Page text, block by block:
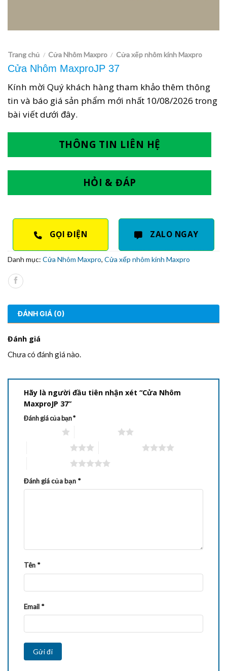
Trang chủ / Cửa Nhôm Maxpro / Cửa xếp nhôm kính Maxpro
Cửa Nhôm MaxproJP 37
Kính mời Quý khách hàng tham khảo thêm thông
tin và báo giá sản phẩm mới nhất 10/08/2026 trong
bài viết dưới đây.
THÔNG TIN LIÊN HỆ
HỎI & ĐÁP
GỌI ĐIỆN ZALO NGAY
Danh mục: Cửa Nhôm Maxpro, Cửa xếp nhôm kính Maxpro
ĐÁNH GIÁ (0)
Đánh giá
Chưa có đánh giá nào.
Hãy là người đầu tiên nhận xét “Cửa Nhôm
MaxproJP 37”
Đánh giá của bạn*
Đánh giá của bạn *
Tên *
Email *